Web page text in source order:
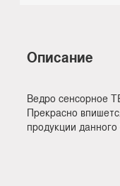
Описание
Ведро сенсорное
Прекрасно
продукции данного